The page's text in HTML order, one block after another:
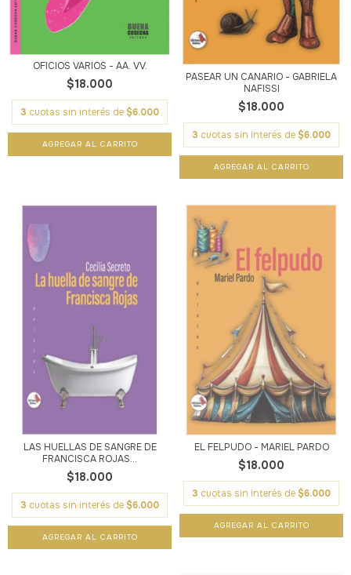
OFICIOS VARIOS - AA. VV.
$18.000
3 cuotas sin interés de $6.000
PASEAR UN CANARIO - GABRIELA
NAFISSI
$18.000
3 cuotas sin interés de $6.000
LAS HUELLAS DE SANGRE DE
FRANCISCA ROJAS...
$18.000
3 cuotas sin interés de $6.000
EL FELPUDO - MARIEL PARDO
$18.000
3 cuotas sin interés de $6.000